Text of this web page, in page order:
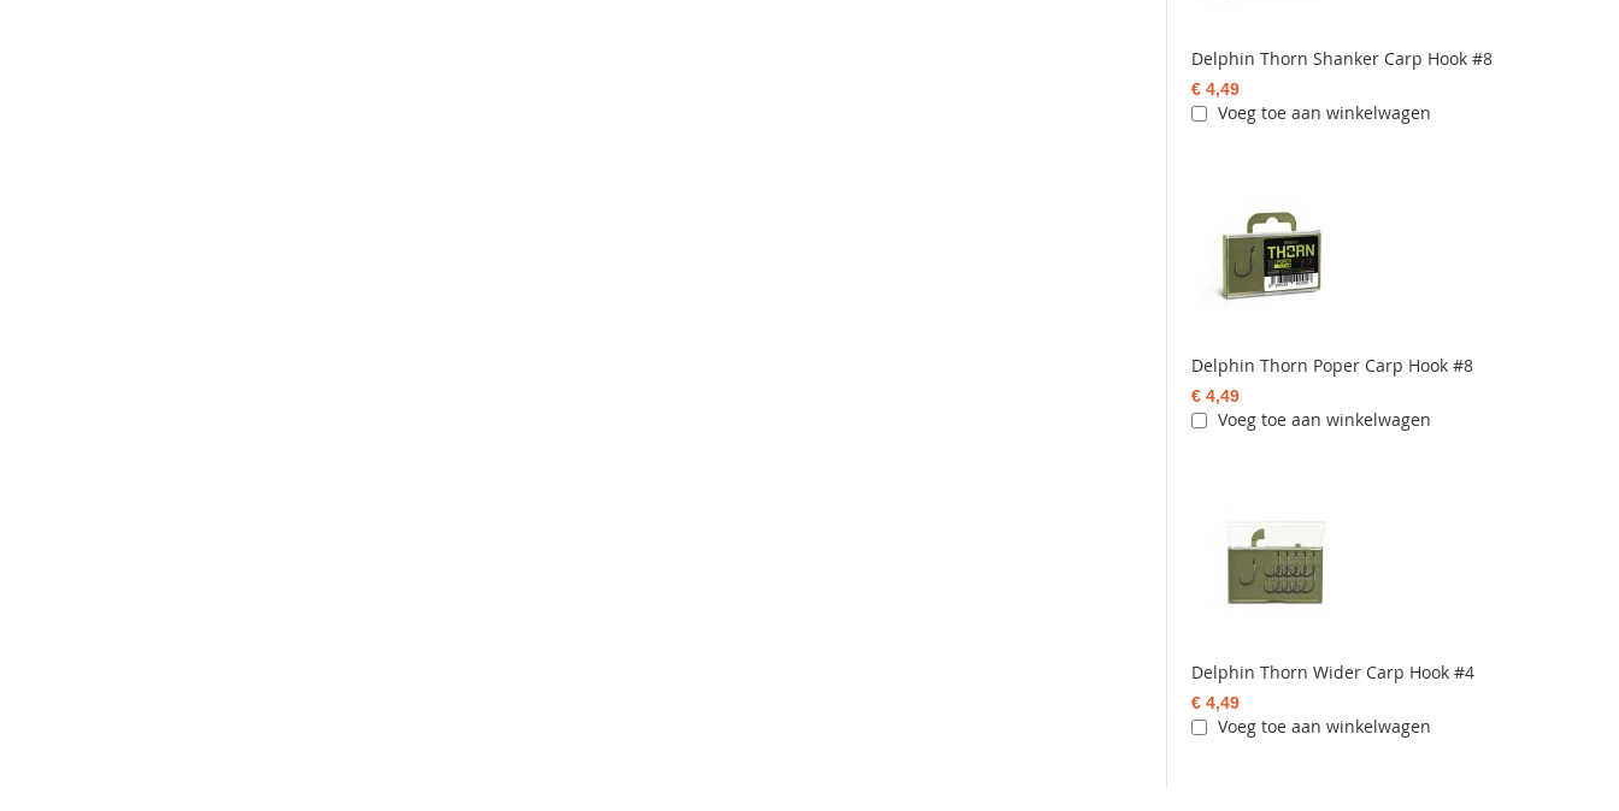
Delphin Thorn Shanker Carp Hook #8
€ 4,49
Voeg toe aan winkelwagen
Delphin Thorn Poper Carp Hook #8
€ 4,49
Voeg toe aan winkelwagen
Delphin Thorn Wider Carp Hook #4
€ 4,49
Voeg toe aan winkelwagen